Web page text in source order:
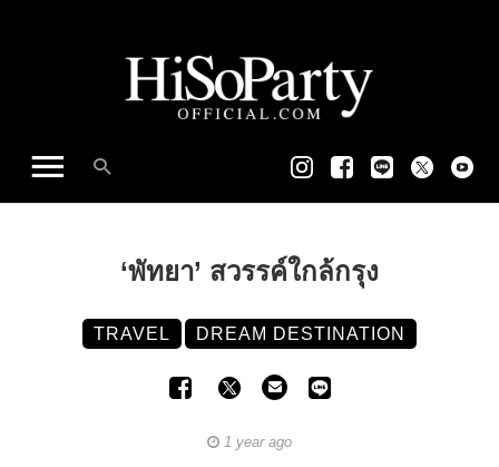
‘พัทยา’ สวรรค์ใกล้กรุง
TRAVEL DREAM DESTINATION
1 year ago